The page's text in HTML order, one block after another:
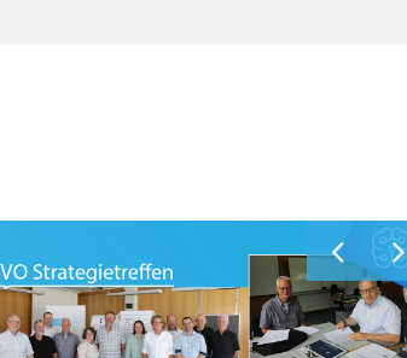
GVO MITGLIEDERVERSAMMLUNG &
HERBSTTREFF // 19.11.2025
20.11.2025